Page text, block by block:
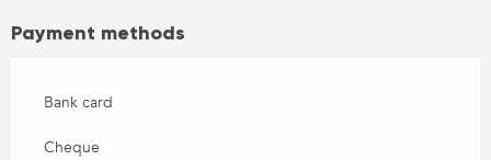
Payment methods
Bank card
Cheque